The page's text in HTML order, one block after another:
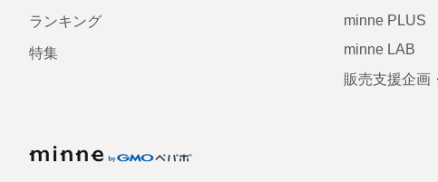
ランキング
特集
minne PLUS
minne LAB
販売支援企画